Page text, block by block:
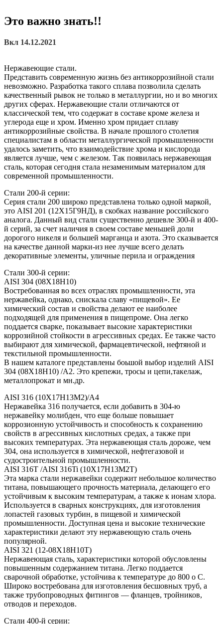
Это важно знать!!
Вкл 14.12.2021
Нержавеющие стали.
Представить современную жизнь без антикоррозийной стали
невозможно. Разработка такого сплава позволила сделать
качественный рывок не только в металлургии, но и во многих
других сферах. Нержавеющие стали отличаются от
классической тем, что содержат в составе кроме железа и
углерода еще и хром. Именно хром придает сплаву
антикоррозийные свойства. В начале прошлого столетия
специалистам в области металлургической промышленности
удалось заметить, что взаимодействие хрома и кислорода
является лучше, чем с железом. Так появилась нержавеющая
сталь, которая сегодня стала незаменимым материалом для
современной промышленности.
Стали 200-й серии:
Серия стали 200 широко представлена только одной маркой,
это AISI 201 (12Х15Г9НД), в скобках название российского
аналога. Данный вид стали существенно дешевле 300-й и 400-
й серий, за счет наличия в своем составе меньшей доли
дорогого никеля и большей марганца и азота. Это сказывается
на качестве данной марки-из нее лучше всего делать
декоративные элементы, уличные перила и ограждения
Стали 300-й серии:
AISI 304 (08Х18Н10)
Востребованная во всех отраслях промышленности, эта
нержавейка, однако, снискала славу «пищевой». Ее
химический состав и свойства делают ее наиболее
подходящей для применения в пищепроме. Она легко
поддается сварке, показывает высокие характеристики
коррозийной стойкости в агрессивных средах. Ее также часто
выбирают для химической, фармацевтической, нефтяной и
текстильной промышленности.
В нашем каталоге представлены боьшой выбор изделий AISI
304 (08Х18Н10) /А2. Это крепежи, тросы и цепи,такелаж,
металлопрокат и мн.др.
AISI 316 (10Х17Н13М2)/А4
Нержавейка 316 получается, если добавить в 304-ю
нержавейку молибден, что еще больше повышает
коррозионную устойчивость и способность к сохранению
свойств в агрессивных кислотных средах, а также при
высоких температурах. Эта нержавеющая сталь дороже, чем
304, она используется в химической, нефтегазовой и
судостроительной промышленности.
AISI 316T /AISI 316Ti (10Х17Н13М2Т)
Эта марка стали нержавейки содержит небольшое количество
титана, повышающего прочность материала, делающего его
устойчивым к высоким температурам, а также к ионам хлора.
Используется в сварных конструкциях, для изготовления
лопастей газовых турбин, в пищевой и химической
промышленности. Доступная цена и высокие технические
характеристики делают эту нержавеющую сталь очень
популярной.
AISI 321 (12-08Х18Н10Т)
Нержавеющая сталь, характеристики которой обусловлены
повышенным содержанием титана. Легко поддается
сварочной обработке, устойчива к температуре до 800 o С.
Широко востребована для изготовления бесшовных труб, а
также трубопроводных фитингов — фланцев, тройников,
отводов и переходов.
Стали 400-й серии: